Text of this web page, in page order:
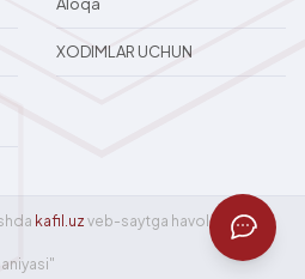
XODIMLAR UCHUN
kafil.uz veb-saytga havola bo‘lishi